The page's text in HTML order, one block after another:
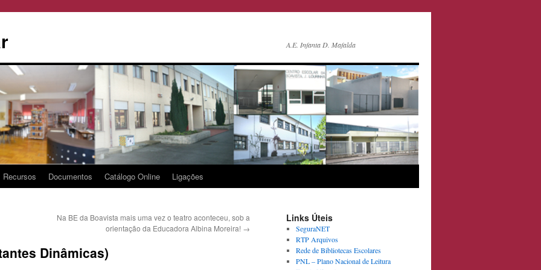
A.E. Infanta D. Mafalda
Recursos Documentos Catálogo Online Ligações
Na BE da Boavista mais uma vez o teatro aconteceu, sob a
orientação da Educadora Albina Moreira! →
Dinâmicas)
Links Úteis
SeguraNET
RTP Arquivos
Rede de Bibliotecas Escolares
PNL – Plano Nacional de Leitura